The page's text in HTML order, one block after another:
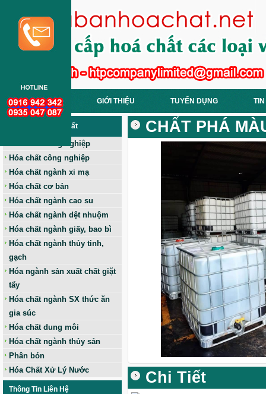
TRANG CHỦ GIỚI THIỆU TUYỂN DỤNG
Các Loại Hoá Chất
Hóa chất nông nghiệp
Hóa chất công nghiệp
Hóa chất ngành xi mạ
Hóa chất cơ bản
Hóa chất ngành cao su
Hóa chất ngành dệt nhuộm
Hóa chất ngành giấy, bao bì
Hóa chất ngành thủy tinh,
gạch
Hóa ngành sản xuất chất giặt
tẩy
Hóa chất ngành SX thức ăn
gia súc
Hóa chất dung môi
Hóa chất ngành thủy sản
Phân bón
Hóa Chất Xử Lý Nước
Thông Tin Liên Hệ
CHẤT PHÁ
Chi Tiết